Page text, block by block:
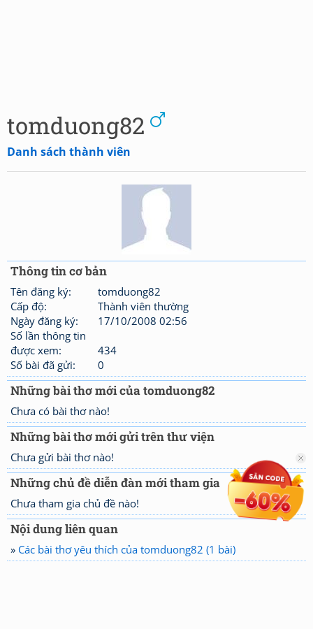
tomduong82
Danh sách thành viên
Thông tin cơ bản
Tên đăng ký:
tomduong82
Cấp độ:
Thành viên thường
Ngày đăng ký:
17/10/2008 02:56
Số lần thông tin
được xem:
434
Số bài đã gửi:
0
Những bài thơ mới của tomduong82
Chưa có bài thơ nào!
Những bài thơ mới gửi trên thư viện
Chưa gửi bài thơ nào!
Những chủ đề diễn đàn mới tham gia
Chưa tham gia chủ đề nào!
Nội dung liên quan
» Các bài thơ yêu thích của tomduong82 (1 bài)